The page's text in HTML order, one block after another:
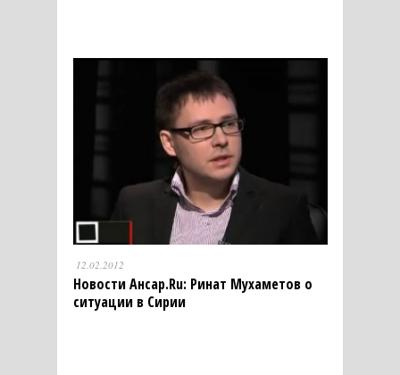
12.02.2012
Новости Aнсар.Ru: Ринат Мухаметов о
ситуации в Сирии